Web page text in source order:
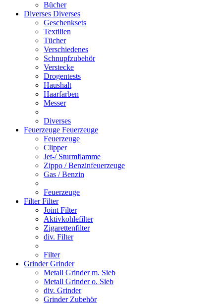
Bücher
Diverses Diverses
Geschenksets
Textilien
Tücher
Verschiedenes
Schnupfzubehör
Verstecke
Drogentests
Haushalt
Haarfarben
Messer
Diverses
Feuerzeuge Feuerzeuge
Feuerzeuge
Clipper
Jet-/ Sturmflamme
Zippo / Benzinfeuerzeuge
Gas / Benzin
Feuerzeuge
FilterFilter
Joint Filter
Aktivkohlefilter
Zigarettenfilter
div. Filter
Filter
GrinderGrinder
Metall Grinder m. Sieb
Metall Grinder o. Sieb
div. Grinder
Grinder Zubehör